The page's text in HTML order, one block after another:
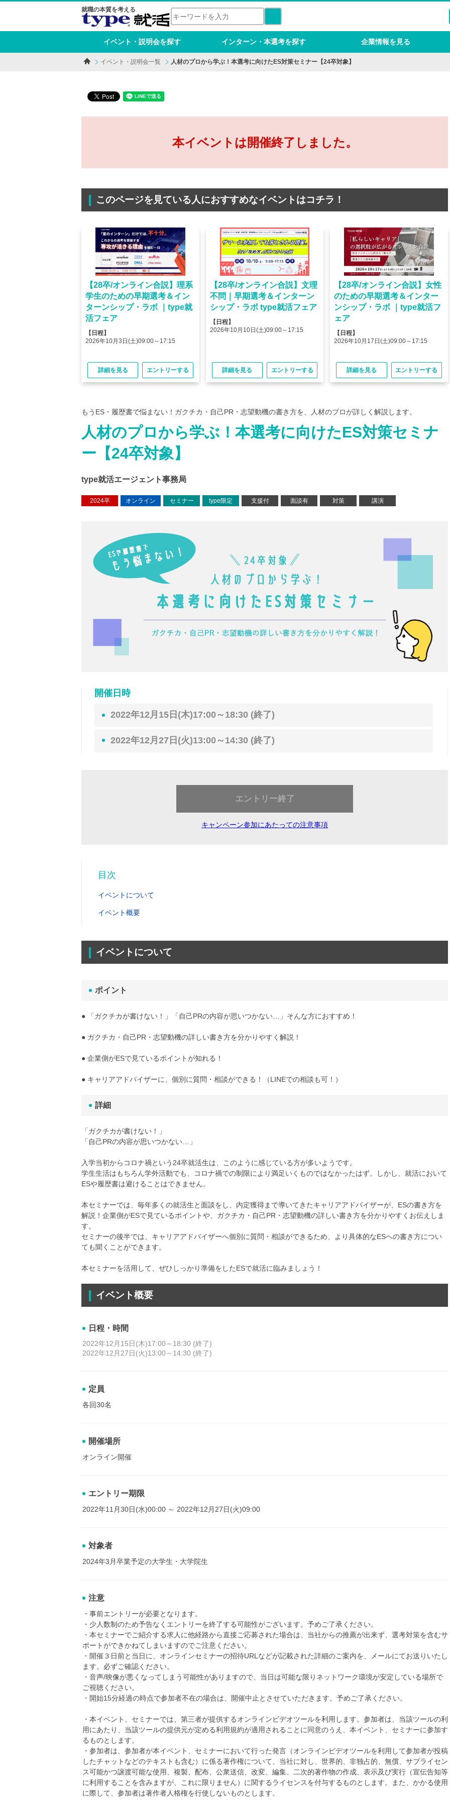
就職の本質を考える
イベント・説明会を探す インターン・本選考を探す 企業情報を見る
イベント・説明会一覧 人材のプロから学ぶ！本選考に向けたES対策セミナー【24卒対象】
本イベントは開催終了しました。
このページを見ている人におすすめなイベントはコチラ！
【28卒/オンライン合説】理系
学生のための早期選考＆イン
ターンシップ・ラボ ｜type就
活フェア
【日程】
2026年10月3日(土)09:00～17:15
詳細を見る エントリーする
【28卒/オンライン合説】文理
不問｜早期選考＆インターン
シップ・ラボ type就活フェア
【日程】
2026年10月10日(土)09:00～17:15
詳細を見る エントリーする
【28卒/オンライン合説】女性
のための早期選考＆インター
ンシップ・ラボ ｜type就活フ
ェア
【日程】
2026年10月17日(土)09:00～17:15
詳細を見る エントリーする
もうES・履歴書で悩まない！ガクチカ・自己PR・志望動機の書き方を、人材のプロが詳しく解説します。
人材のプロから学ぶ！本選考に向けたES対策セミナ
ー【24卒対象】
type就活エージェント事務局
2024卒 オンライン セミナー type限定 支援付 面談有 対策 講演
開催日時
2022年12月15日(木)17:00～18:30 (終了)
2022年12月27日(火)13:00～14:30 (終了)
エントリー終了
キャンペーン参加にあたっての注意事項
目次
イベントについて
イベント概要
イベントについて
ポイント
● 「ガクチカが書けない！」「自己PRの内容が思いつかない…」そんな方におすすめ！
● ガクチカ・自己PR・志望動機の詳しい書き方を分かりやすく解説！
● 企業側がESで見ているポイントが知れる！
● キャリアアドバイザーに、個別に質問・相談ができる！（LINEでの相談も可！）
詳細
「ガクチカが書けない！」
「自己PRの内容が思いつかない…」
入学当初からコロナ禍という24卒就活生は、このように感じている方が多いようです。
学生生活はもちろん学外活動でも、コロナ禍での制限により満足いくものではなかったはず。しかし、就活において
ESや履歴書は避けることはできません。
本セミナーでは、毎年多くの就活生と面談をし、内定獲得まで導いてきたキャリアアドバイザーが、ESの書き方を
解説！企業側がESで見ているポイントや、ガクチカ・自己PR・志望動機の詳しい書き方を分かりやすくお伝えしま
す。
セミナーの後半では、キャリアアドバイザーへ個別に質問・相談ができるため、より具体的なESへの書き方につい
ても聞くことができます。
本セミナーを活用して、ぜひしっかり準備をしたESで就活に臨みましょう！
イベント概要
日程・時間
2022年12月15日(木)17:00～18:30 (終了)
2022年12月27日(火)13:00～14:30 (終了)
定員
各回30名
開催場所
オンライン開催
エントリー期限
2022年11月30日(水)00:00 ～ 2022年12月27日(火)09:00
対象者
2024年3月卒業予定の大学生・大学院生
注意
・事前エントリーが必要となります。
・少人数制のため予告なくエントリーを終了する可能性がございます。予めご了承ください。
・本セミナーでご紹介する求人に他経路から直接ご応募された場合は、当社からの推薦が出来ず、選考対策を含むサ
ポートができかねてしまいますのでご注意ください。
・開催３日前と当日に、オンラインセミナーの招待URLなどが記載された詳細のご案内を、メールにてお送りいたし
ます。必ずご確認ください。
・音声/映像が悪くなってしまう可能性がありますので、当日は可能な限りネットワーク環境が安定している場所で
ご視聴ください。
・開始15分経過の時点で参加者不在の場合は、開催中止とさせていただきます。予めご了承ください。
・本イベント、セミナーでは、第三者が提供するオンラインビデオツールを利用します。参加者は、当該ツールの利
用にあたり、当該ツールの提供元が定める利用規約が適用されることに同意のうえ、本イベント、セミナーに参加す
るものとします。
・参加者は、参加者が本イベント、セミナーにおいて行った発言（オンラインビデオツールを利用して参加者が投稿
したチャットなどのテキストも含む）に係る著作権について、当社に対し、世界的、非独占的、無償、サブライセン
ス可能かつ譲渡可能な使用、複製、配布、公衆送信、改変、編集、二次的著作物の作成、表示及び実行（宣伝告知等
に利用することを含みますが、これに限りません）に関するライセンスを付与するものとします。また、かかる使用
に際して、参加者は著作者人格権を行使しないものとします。